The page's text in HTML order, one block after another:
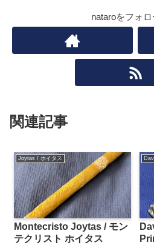
nataroをフォロ
関連記事
Joytas / ホイタス
Montecristo Joytas / モン
テクリスト ホイタス